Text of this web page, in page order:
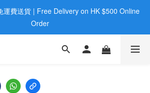
：旺角弼街20號12樓B  |  RealDeal 保健品 |
WhatsApp 9560 0709
運費送貨 | Free Delivery on HK $500 Online
Order
：旺角弼街20號12樓B  |  RealDeal 保健品 |